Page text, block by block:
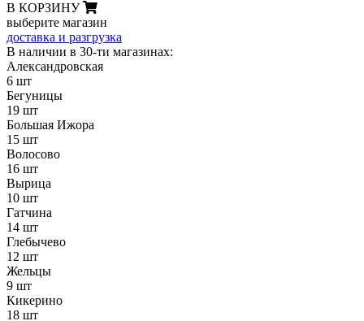
В КОРЗИНУ
выберите магазин
доставка и разгрузка
В наличии в 30-ти магазинах:
Александровская
6 шт
Бегуницы
19 шт
Большая Ижора
15 шт
Волосово
16 шт
Вырица
10 шт
Гатчина
14 шт
Глебычево
12 шт
Жельцы
9 шт
Кикерино
18 шт